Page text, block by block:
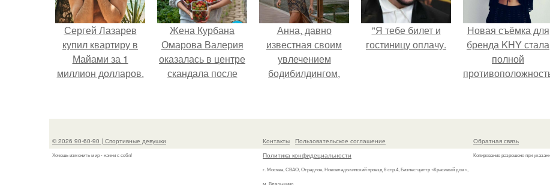
Сергей Лазарев
купил квартиру в
Майами за 1
миллион долларов.
Жена Курбана
Омарова Валерия
оказалась в центре
скандала после
её
Анна, давно
известная своим
увлечением
бодибилдингом,
в роли модели.
"Я тебе билет и
гостиницу оплачу.
Новая съёмка для
бренда KHY стала
полной
ассоциировалась
© 2026 90-60-90 | Спортивные девушки
Хочешь изменить мир - начни с себя!
Контакты
Пользовательское соглашение
Политика конфидециальности
г. Москва, СВАО, Отрадное, Нововладыкинский проезд 8 стр.4, Бизнес-центр «Красивый дом»,
м. Владыкино
Обратная связь
Копирование разрешено при